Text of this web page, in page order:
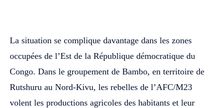
La situation se complique davantage dans les zones
occupées de l’Est de la République démocratique du
Congo. Dans le groupement de Bambo, en territoire de
Rutshuru au Nord-Kivu, les rebelles de l’AFC/M23
volent les productions agricoles des habitants et leur